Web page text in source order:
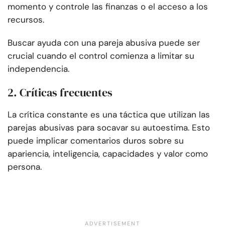
momento y controle las finanzas o el acceso a los
recursos.
Buscar ayuda con una pareja abusiva puede ser
crucial cuando el control comienza a limitar su
independencia.
2. Críticas frecuentes
La crítica constante es una táctica que utilizan las
parejas abusivas para socavar su autoestima. Esto
puede implicar comentarios duros sobre su
apariencia, inteligencia, capacidades y valor como
persona.